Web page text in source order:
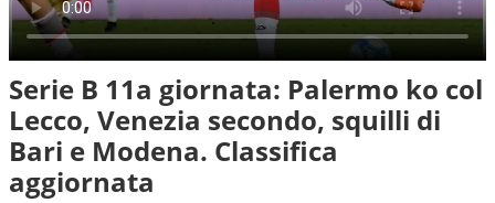
Serie B 11a giornata: Palermo ko col
Lecco, Venezia secondo, squilli di
Bari e Modena. Classifica
aggiornata